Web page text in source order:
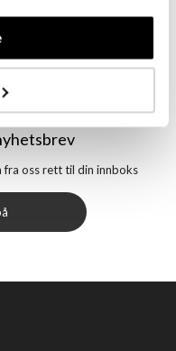
fra oss rett til din innboks